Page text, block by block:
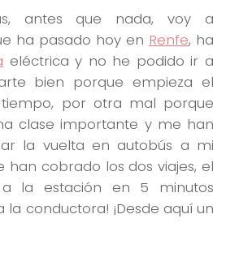
antes que nada, voy a
ha pasado hoy en Renfe, ha
eléctrica y no he podido ir a
bien porque empieza el
por otra mal porque
clase importante y me han
la vuelta en autobús a mi
han cobrado los dos viajes, el
la estación en 5 minutos
la conductora! ¡Desde aquí un